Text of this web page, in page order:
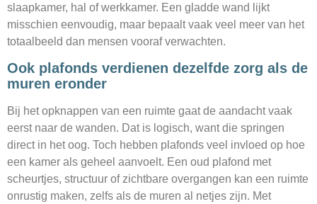
slaapkamer, hal of werkkamer. Een gladde wand lijkt
misschien eenvoudig, maar bepaalt vaak veel meer van het
totaalbeeld dan mensen vooraf verwachten.
Ook plafonds verdienen dezelfde zorg als de
muren eronder
Bij het opknappen van een ruimte gaat de aandacht vaak
eerst naar de wanden. Dat is logisch, want die springen
direct in het oog. Toch hebben plafonds veel invloed op hoe
een kamer als geheel aanvoelt. Een oud plafond met
scheurtjes, structuur of zichtbare overgangen kan een ruimte
onrustig maken, zelfs als de muren al netjes zijn. Met